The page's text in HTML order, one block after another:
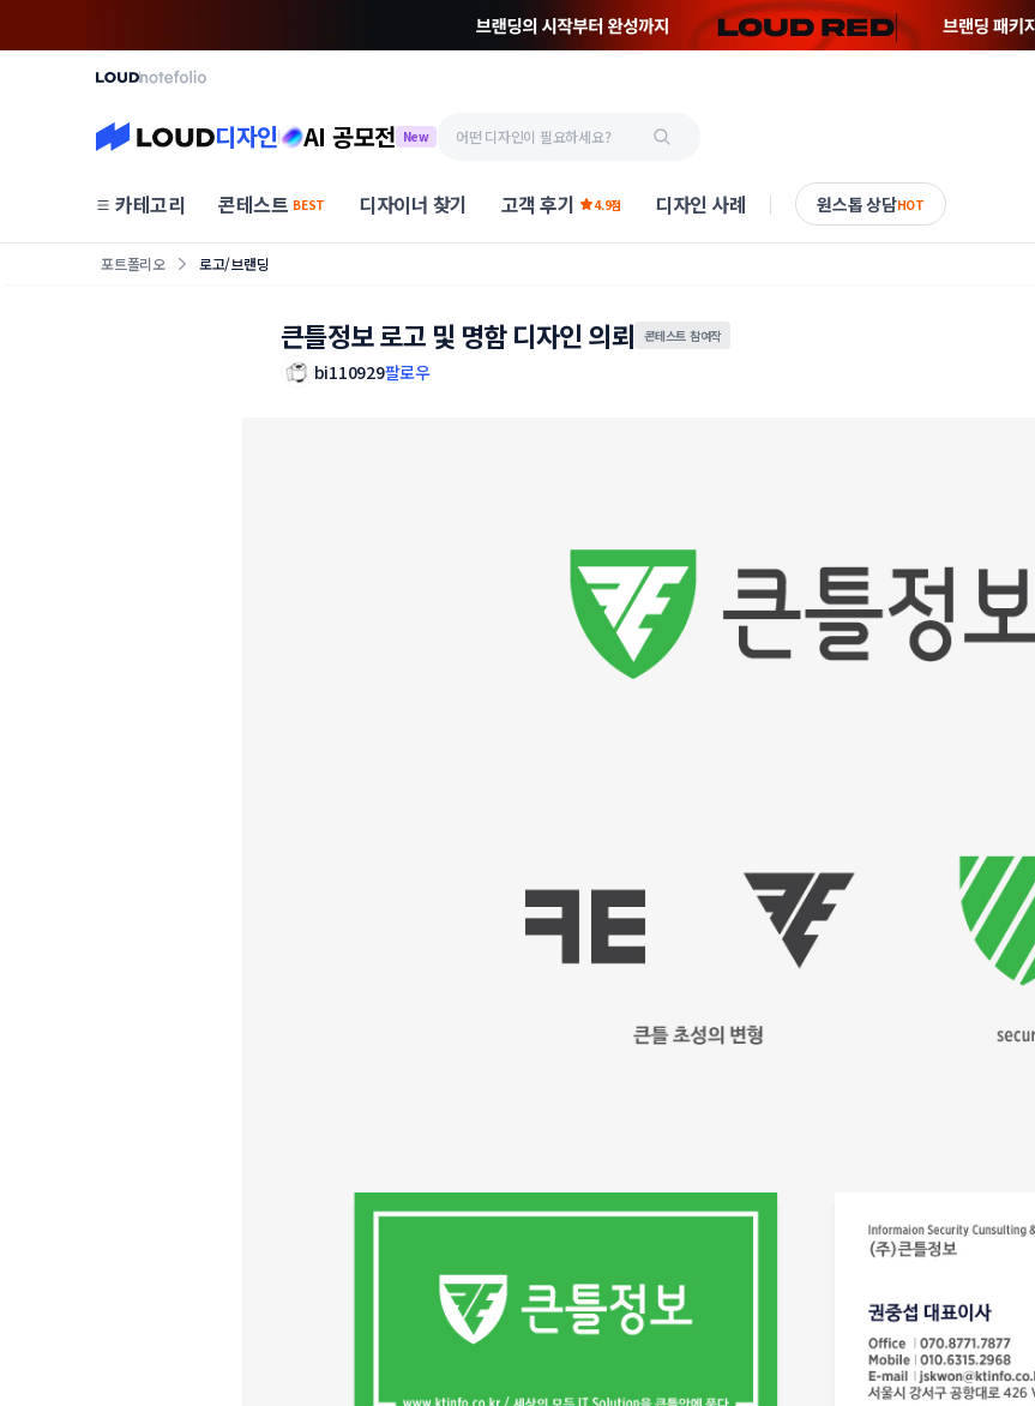
디자인 AI 공모전 New
카테고리 콘테스트 BEST 디자이너 찾기 고객 후기 4.9점 디자인 사례 원스톱 상담HOT
포트폴리오 로고/브랜딩
큰틀정보 로고 및 명함 디자인 의뢰 콘테스트 참여작
bi110929팔로우